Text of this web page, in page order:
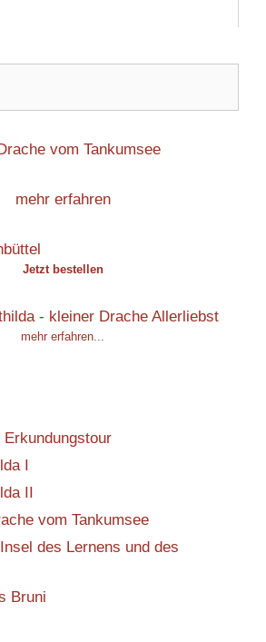
mehr erfahren
Jetzt bestellen
mehr erfahren...
I
II
vom Tankumsee
des Lernens und des
Bruni